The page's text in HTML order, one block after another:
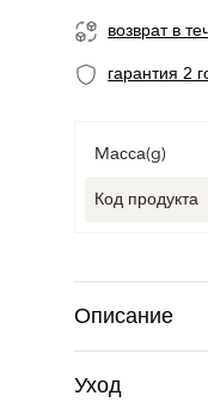
возврат в
гарантия 2
Mасса(g)
Код продукта
Описание
Уход